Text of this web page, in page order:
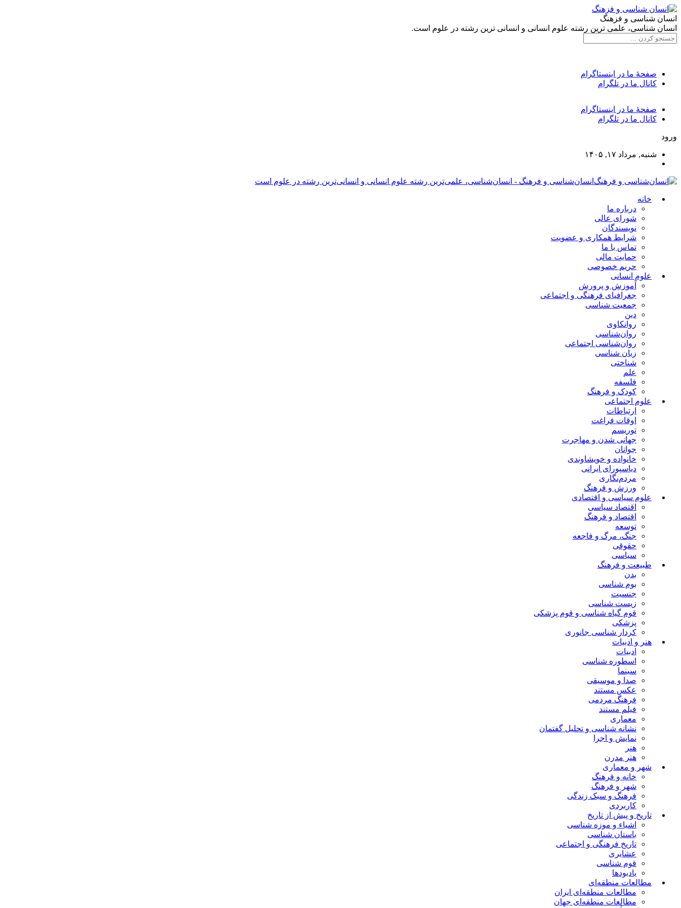
انسان شناسی و فزهنگ
انسان شناسی، علمی ترین رشته علوم انسانی و انسانی ترین رشته در علوم است.
صفحۀ ما در اینستاگرام
کانال ما در تلگرام
صفحۀ ما در اینستاگرام
کانال ما در تلگرام
ورود
شنبه, مرداد ۱۷, ۱۴۰۵
انسان‌شناسی و فرهنگ - انسان‌شناسی، علمی‌ترین رشته علوم انسانی و انسانی‌ترین رشته در علوم است
خانه
درباره ما
شورای عالی
نویسندگان
شرایط همکاری و عضویت
تماس با ما
حمایت مالی
حریم خصوصی
علوم انسانی
آموزش و پرورش
جغرافیای فرهنگی و اجتماعی
جمعیت شناسی
دین
روانکاوی
روان‌شناسی
روان‌شناسی اجتماعی
زبان شناسی
شناختی
علم
فلسفه
کودک و فرهنگ
علوم اجتماعی
ارتباطات
اوقات فراغت
توریسم
جهانی شدن و مهاجرت
جوانان
خانواده و خویشاوندی
دیاسپورای ایرانی
مردم‌نگاری
ورزش و فرهنگ
علوم سیاسی و اقتصادی
اقتصاد سیاسی
اقتصاد و فرهنگ
توسعه
جنگ، مرگ و فاجعه
حقوقی
سیاسی
طبیعت و فرهنگ
بدن
بوم شناسی
جنسیت
زیست شناسی
قوم گیاه شناسی و قوم پزشکی
پزشکی
کردار شناسی جانوری
هنر و ادبیات
ادبیات
اسطوره شناسی
سینما
صدا و موسیقی
عکس مستند
فرهنگ مردمی
فیلم مستند
معماری
نشانه شناسی و تحلیل گفتمان
نمایش و اجرا
هنر
هنر مدرن
شهر و معماری
خانه و فرهنگ
شهر و فرهنگ
فرهنگ و سبک زندگی
کاربردی
تاریخ و پیش از تاریخ
اشیاء و موزه شناسی
باستان شناسی
تاریخ فرهنگی و اجتماعی
عشایری
قوم شناسی
یادبودها
مطالعات منطقه‌ای
مطالعات منطقه‌ای ایران
مطالعات منطقه‌ای جهان